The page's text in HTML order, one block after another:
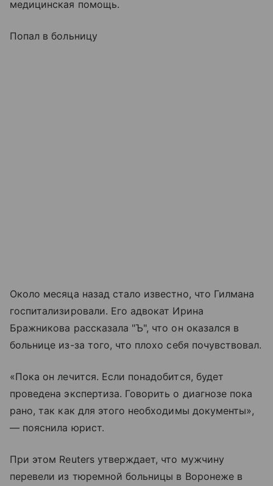
медицинская помощь.
Попал в больницу
Около месяца назад стало известно, что Гилмана
госпитализировали. Его адвокат Ирина
Бражникова рассказала "Ъ", что он оказался в
больнице из-за того, что плохо себя почувствовал.
«Пока он лечится. Если понадобится, будет
проведена экспертиза. Говорить о диагнозе пока
рано, так как для этого необходимы документы»,
— пояснила юрист.
При этом Reuters утверждает, что мужчину
перевели из тюремной больницы в Воронеже в